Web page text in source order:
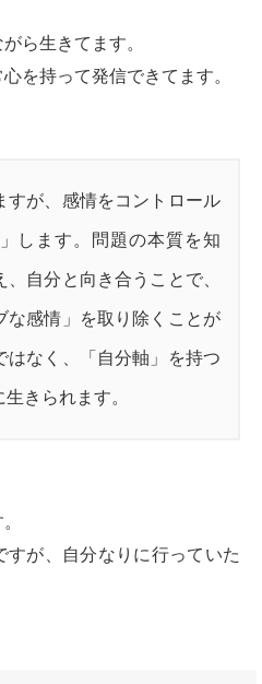
ら生きてます。
を持って発信できてます。
すが、感情をコントロール
します。問題の本質を知
自分と向き合うことで、
な感情」を取り除くことが
はなく、「自分軸」を持つ
きられます。
が、自分なりに行っていた